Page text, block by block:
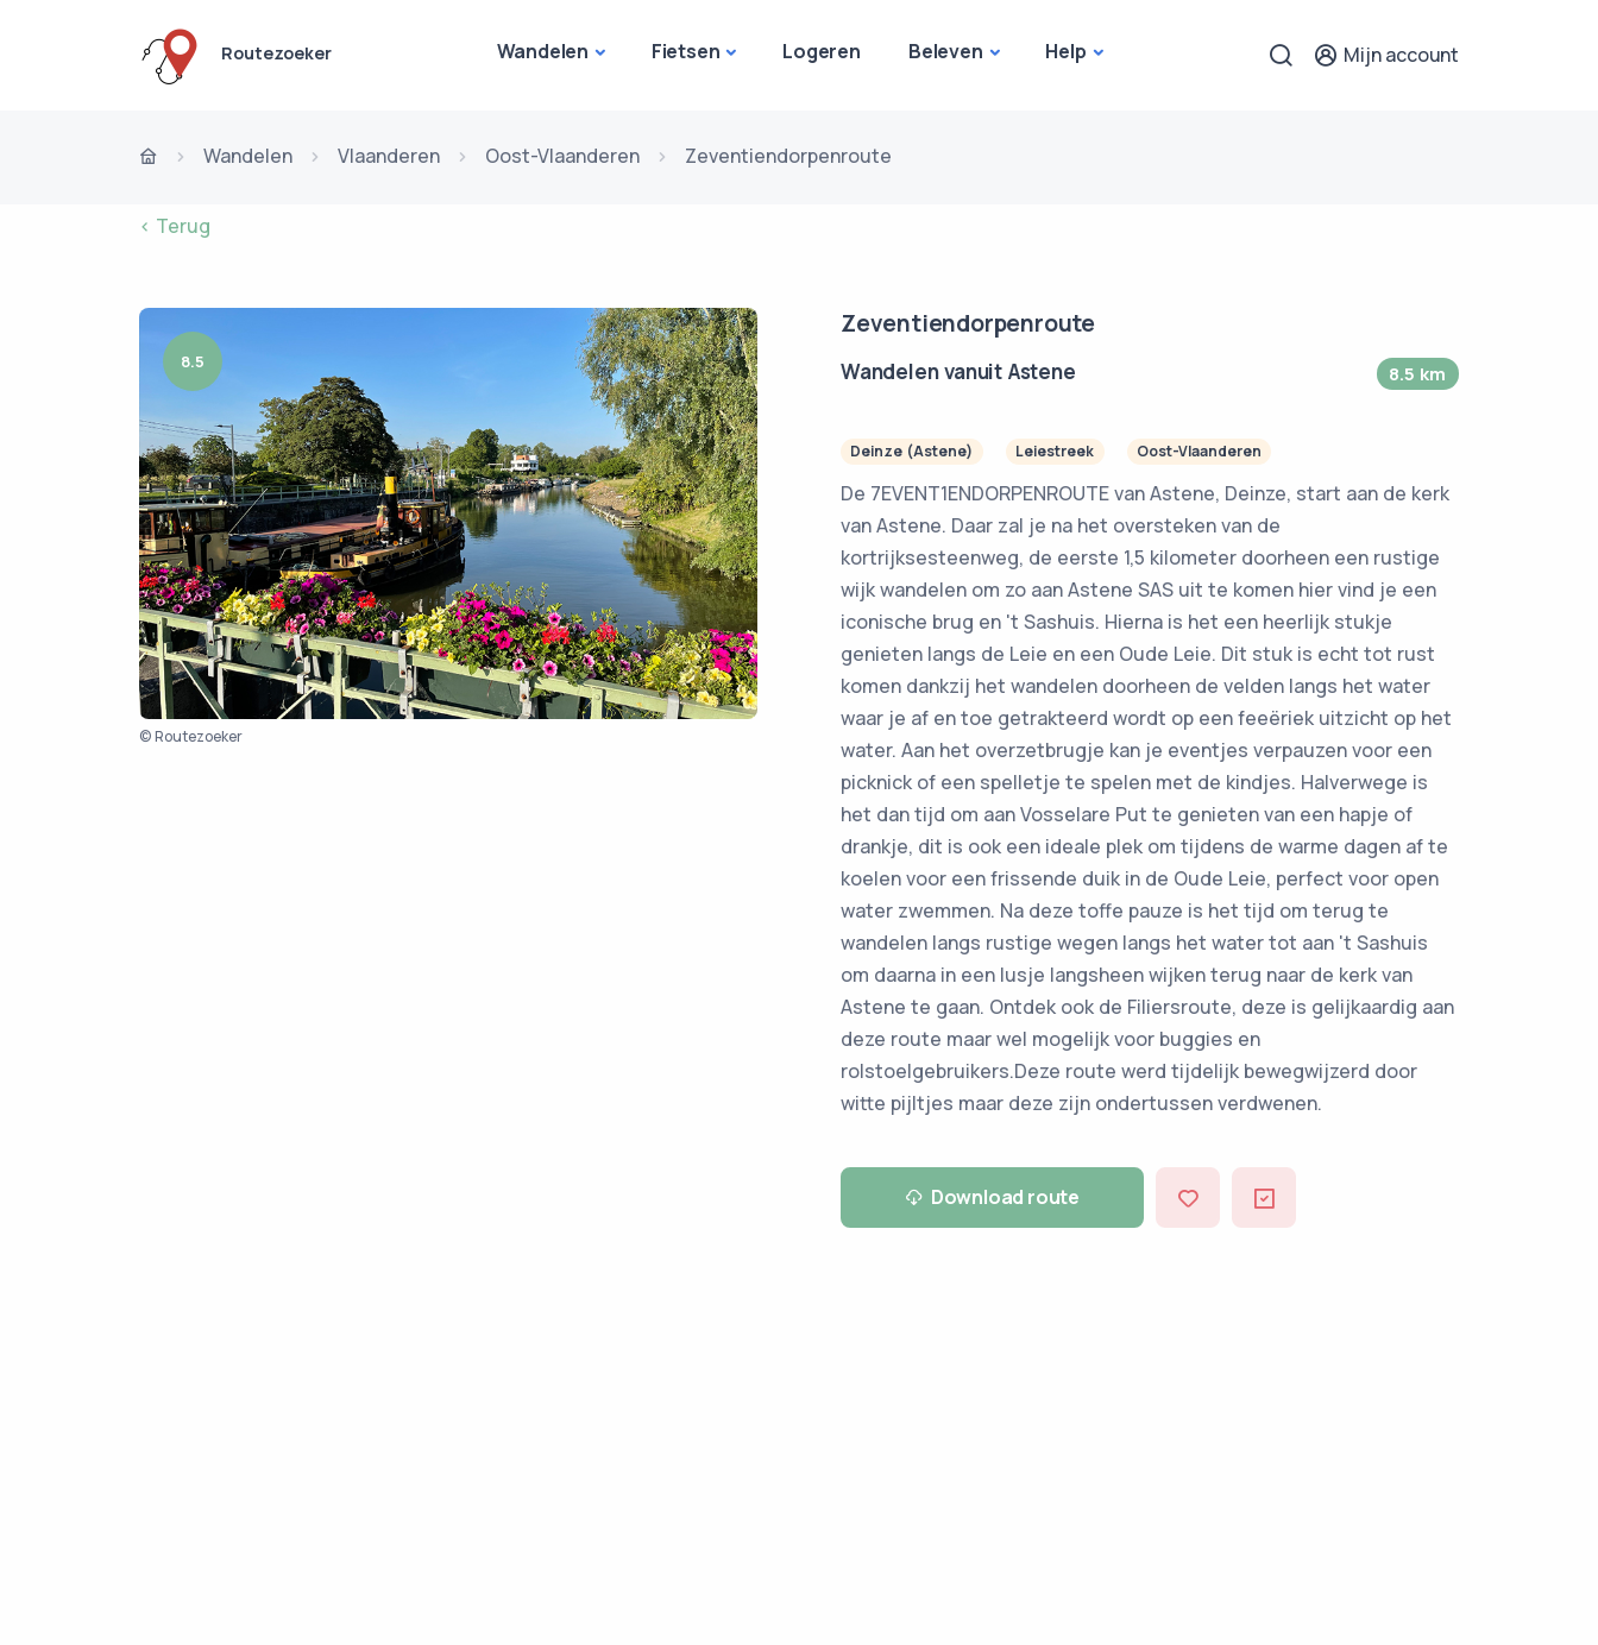
Routezoeker Wandelen Fietsen Logeren Beleven Help Mijn account
Wandelen Vlaanderen Oost-Vlaanderen Zeventiendorpenroute
< Terug
8.5
© Routezoeker
Zeventiendorpenroute
Wandelen vanuit Astene 8.5 km
Deinze (Astene) Leiestreek Oost-Vlaanderen
De 7EVENT1ENDORPENROUTE van Astene, Deinze, start aan de kerk
van Astene. Daar zal je na het oversteken van de
kortrijksesteenweg, de eerste 1,5 kilometer doorheen een rustige
wijk wandelen om zo aan Astene SAS uit te komen hier vind je een
iconische brug en 't Sashuis. Hierna is het een heerlijk stukje
genieten langs de Leie en een Oude Leie. Dit stuk is echt tot rust
komen dankzij het wandelen doorheen de velden langs het water
waar je af en toe getrakteerd wordt op een feeëriek uitzicht op het
water. Aan het overzetbrugje kan je eventjes verpauzen voor een
picknick of een spelletje te spelen met de kindjes. Halverwege is
het dan tijd om aan Vosselare Put te genieten van een hapje of
drankje, dit is ook een ideale plek om tijdens de warme dagen af te
koelen voor een frissende duik in de Oude Leie, perfect voor open
water zwemmen. Na deze toffe pauze is het tijd om terug te
wandelen langs rustige wegen langs het water tot aan 't Sashuis
om daarna in een lusje langsheen wijken terug naar de kerk van
Astene te gaan. Ontdek ook de Filiersroute, deze is gelijkaardig aan
deze route maar wel mogelijk voor buggies en
rolstoelgebruikers.Deze route werd tijdelijk bewegwijzerd door
witte pijltjes maar deze zijn ondertussen verdwenen.
Download route